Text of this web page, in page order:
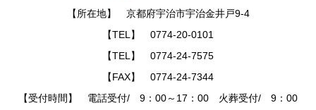
【所在地】 京都府宇治市宇治金井戸9-4
【TEL】 0774-20-0101
【TEL】 0774-24-7575
【FAX】 0774-24-7344
【受付時間】 電話受付/ 9：00～17：00 火葬受付/ 9：00